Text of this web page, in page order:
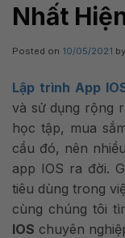
Nhất
Posted on 10/05/2021 by
Lập trình App
và sử dụng rộng
học tập, mua
cầu đó, nên
app IOS ra đời.
tiêu dùng trong
cùng chúng tôi
IOS chuyên